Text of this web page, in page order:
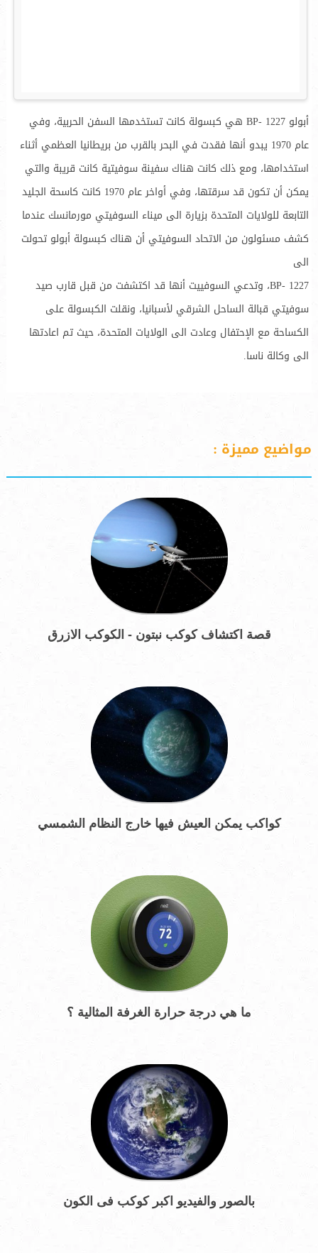
أبولو BP- 1227 هي كبسولة كانت تستخدمها السفن الحربية، وفي
عام 1970 يبدو أنها فقدت في البحر بالقرب من بريطانيا العظمي أثناء
استخدامها، ومع ذلك كانت هناك سفينة سوفيتية كانت قريبة والتي
يمكن أن تكون قد سرقتها، وفي أواخر عام 1970 كانت كاسحة الجليد
التابعة للولايات المتحدة بزيارة الى ميناء السوفيتي مورمانسك عندما
كشف مسئولون من الاتحاد السوفيتي أن هناك كبسولة أبولو تحولت
الى
BP- 1227، وتدعي السوفييت أنها قد اكتشفت من قبل قارب صيد
سوفيتي قبالة الساحل الشرقي لأسبانيا، ونقلت الكبسولة على
الكساحة مع الإحتفال وعادت الى الولايات المتحدة، حيث تم اعادتها
الى وكالة ناسا.
مواضيع مميزة :
قصة اكتشاف كوكب نبتون - الكوكب الازرق
كواكب يمكن العيش فيها خارج النظام الشمسي
ما هي درجة حرارة الغرفة المثالية ؟
بالصور والفيديو اكبر كوكب فى الكون